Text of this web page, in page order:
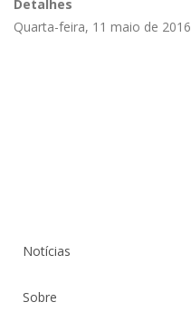
Detalhes
Quarta-feira, 11 maio de 2016
Notícias
Sobre